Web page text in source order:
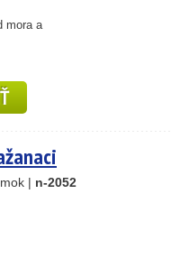
mora a
| n-2052